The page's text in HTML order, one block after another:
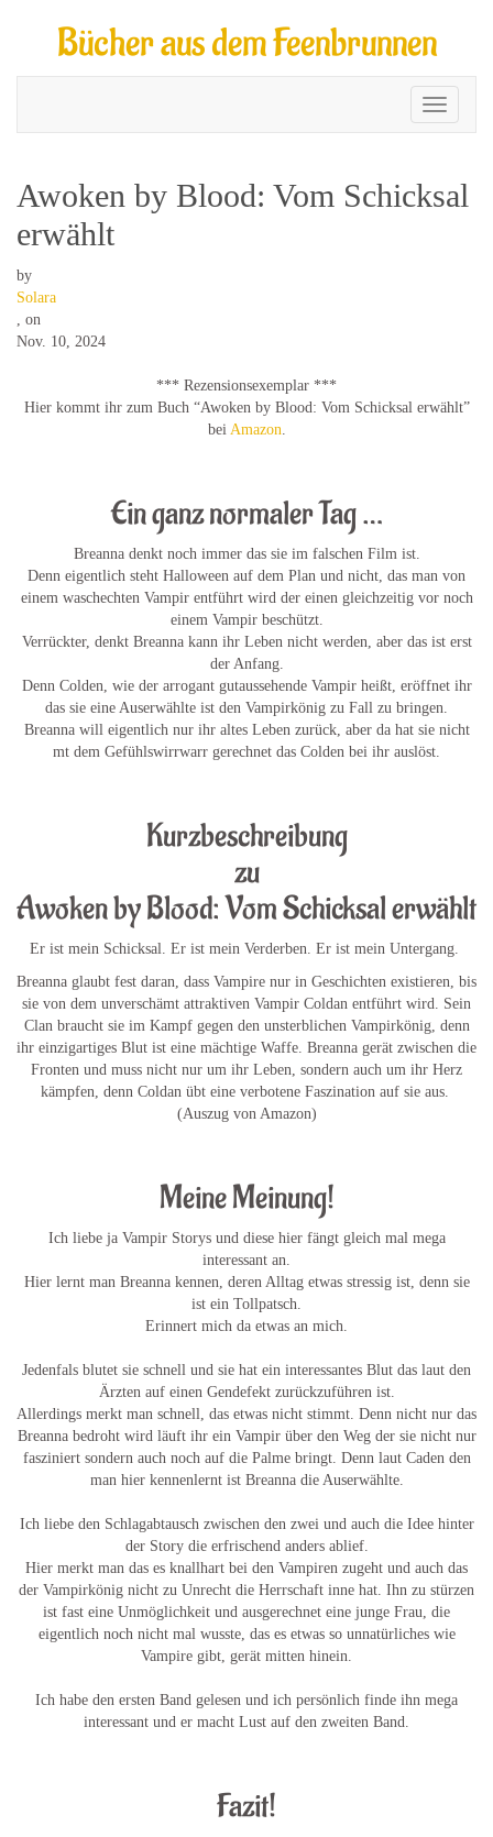
Bücher aus dem Feenbrunnen
Toggle
Awoken by Blood: Vom Schicksal
erwählt
by
Solara
, on
Nov. 10, 2024
*** Rezensionsexemplar ***
Hier kommt ihr zum Buch “Awoken by Blood: Vom Schicksal erwählt”
beiAmazon.
Ein ganz normaler Tag …
Breanna denkt noch immer das sie im falschen Film ist.
Denn eigentlich steht Halloween auf dem Plan und nicht, das man von
einem waschechten Vampir entführt wird der einen gleichzeitig vor noch
einem Vampir beschützt.
Verrückter, denkt Breanna kann ihr Leben nicht werden, aber das ist erst
der Anfang.
Denn Colden, wie der arrogant gutaussehende Vampir heißt, eröffnet ihr
das sie eine Auserwählte ist den Vampirkönig zu Fall zu bringen.
Breanna will eigentlich nur ihr altes Leben zurück, aber da hat sie nicht
mt dem Gefühlswirrwarr gerechnet das Colden bei ihr auslöst.
Kurzbeschreibung
zu
Awoken by Blood: Vom Schicksal erwählt
Er ist mein Schicksal. Er ist mein Verderben. Er ist mein Untergang.
Breanna glaubt fest daran, dass Vampire nur in Geschichten existieren, bis
sie von dem unverschämt attraktiven Vampir Coldan entführt wird. Sein
Clan braucht sie im Kampf gegen den unsterblichen Vampirkönig, denn
ihr einzigartiges Blut ist eine mächtige Waffe. Breanna gerät zwischen die
Fronten und muss nicht nur um ihr Leben, sondern auch um ihr Herz
kämpfen, denn Coldan übt eine verbotene Faszination auf sie aus.
(Auszug von Amazon)
Meine Meinung!
Ich liebe ja Vampir Storys und diese hier fängt gleich mal mega
interessant an.
Hier lernt man Breanna kennen, deren Alltag etwas stressig ist, denn sie
ist ein Tollpatsch.
Erinnert mich da etwas an mich.
Jedenfals blutet sie schnell und sie hat ein interessantes Blut das laut den
Ärzten auf einen Gendefekt zurückzuführen ist.
Allerdings merkt man schnell, das etwas nicht stimmt. Denn nicht nur das
Breanna bedroht wird läuft ihr ein Vampir über den Weg der sie nicht nur
fasziniert sondern auch noch auf die Palme bringt. Denn laut Caden den
man hier kennenlernt ist Breanna die Auserwählte.
Ich liebe den Schlagabtausch zwischen den zwei und auch die Idee hinter
der Story die erfrischend anders ablief.
Hier merkt man das es knallhart bei den Vampiren zugeht und auch das
der Vampirkönig nicht zu Unrecht die Herrschaft inne hat. Ihn zu stürzen
ist fast eine Unmöglichkeit und ausgerechnet eine junge Frau, die
eigentlich noch nicht mal wusste, das es etwas so unnatürliches wie
Vampire gibt, gerät mitten hinein.
Ich habe den ersten Band gelesen und ich persönlich finde ihn mega
interessant und er macht Lust auf den zweiten Band.
Fazit!